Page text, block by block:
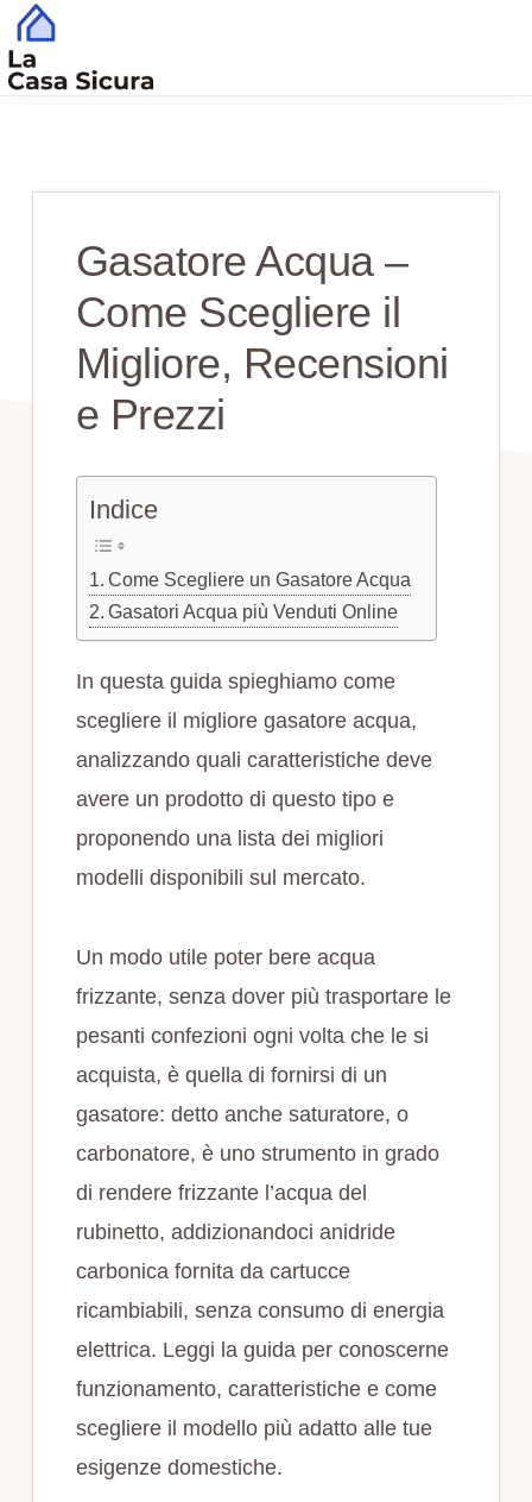
Skip
to
main
Skip
to
primary
che
Gasatore Acqua –
Come Scegliere il
Migliore, Recensioni
e Prezzi
Indice
Come Scegliere un Gasatore Acqua
Gasatori Acqua più Venduti Online
In questa guida spieghiamo come
scegliere il migliore gasatore acqua,
analizzando quali caratteristiche deve
avere un prodotto di questo tipo e
proponendo una lista dei migliori
modelli disponibili sul mercato.
Un modo utile poter bere acqua
frizzante, senza dover più trasportare le
pesanti confezioni ogni volta che le si
acquista, è quella di fornirsi di un
gasatore: detto anche saturatore, o
carbonatore, è uno strumento in grado
di rendere frizzante l’acqua del
rubinetto, addizionandoci anidride
carbonica fornita da cartucce
ricambiabili, senza consumo di energia
elettrica. Leggi la guida per conoscerne
funzionamento, caratteristiche e come
scegliere il modello più adatto alle tue
esigenze domestiche.